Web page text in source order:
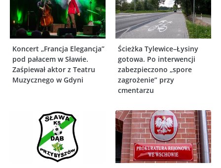
Koncert „Francja Elegancja”
pod pałacem w Sławie.
Zaśpiewał aktor z Teatru
Muzycznego w Gdyni
Ścieżka Tylewice–Łysiny
gotowa. Po interwencji
zabezpieczono „spore
zagrożenie” przy
cmentarzu